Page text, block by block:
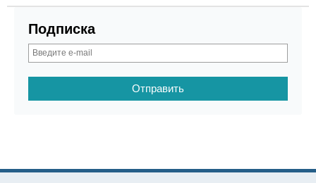
Подписка